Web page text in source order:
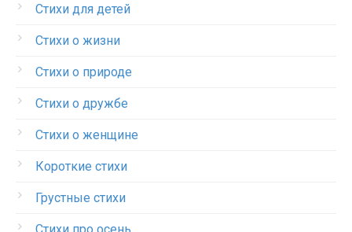
Стихи для детей
Стихи о жизни
Стихи о природе
Стихи о дружбе
Стихи о женщине
Короткие стихи
Грустные стихи